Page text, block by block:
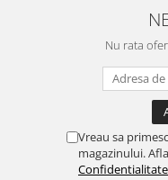
Nu rata
Vreau sa
magazinului.
Confidentialitate